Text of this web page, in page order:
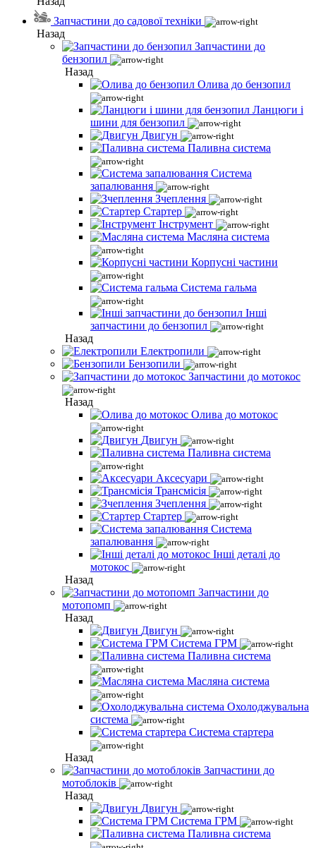
Запчастини до садової техніки
Назад
Запчастини до
бензопил
Назад
Олива до бензопил
Ланцюги і
шини для бензопил
Двигун
Паливна система
Система
запалювання
Зчеплення
Стартер
Інструмент
Масляна система
Корпусні частини
Система гальма
Інші
запчастини до бензопил
Назад
Електропили
Бензопили
Запчастини до мотокос
Назад
Олива до мотокос
Двигун
Паливна система
Аксесуари
Трансмісія
Зчеплення
Стартер
Система
запалювання
Інші деталі до
мотокос
Назад
Запчастини до
мотопомп
Назад
Двигун
Система ГРМ
Паливна система
Масляна система
Охолоджувальна
система
Система стартера
Назад
Запчастини до
мотоблоків
Назад
Двигун
Система ГРМ
Паливна система